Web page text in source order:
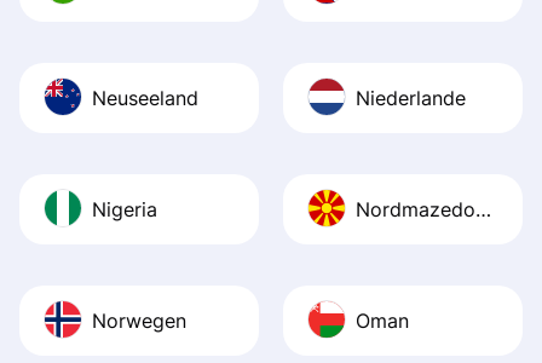
Neuseeland Niederlande
Nigeria Nordmazedonien
Norwegen Oman